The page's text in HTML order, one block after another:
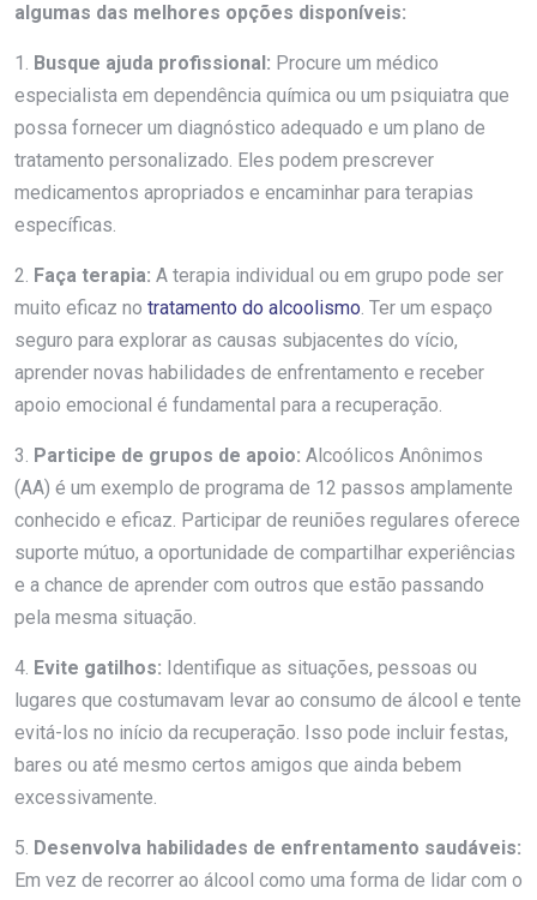
algumas das melhores opções disponíveis:
1. Busque ajuda profissional: Procure um médico
especialista em dependência química ou um psiquiatra que
possa fornecer um diagnóstico adequado e um plano de
tratamento personalizado. Eles podem prescrever
medicamentos apropriados e encaminhar para terapias
específicas.
2. Faça terapia: A terapia individual ou em grupo pode ser
muito eficaz no tratamento do alcoolismo. Ter um espaço
seguro para explorar as causas subjacentes do vício,
aprender novas habilidades de enfrentamento e receber
apoio emocional é fundamental para a recuperação.
3. Participe de grupos de apoio: Alcoólicos Anônimos
(AA) é um exemplo de programa de 12 passos amplamente
conhecido e eficaz. Participar de reuniões regulares oferece
suporte mútuo, a oportunidade de compartilhar experiências
e a chance de aprender com outros que estão passando
pela mesma situação.
4. Evite gatilhos: Identifique as situações, pessoas ou
lugares que costumavam levar ao consumo de álcool e tente
evitá-los no início da recuperação. Isso pode incluir festas,
bares ou até mesmo certos amigos que ainda bebem
excessivamente.
5. Desenvolva habilidades de enfrentamento saudáveis:
Em vez de recorrer ao álcool como uma forma de lidar com o